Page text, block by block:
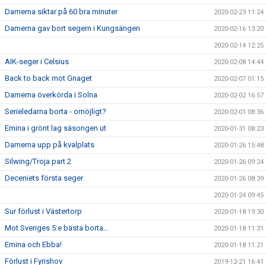
Damerna siktar på 60 bra minuter 2020-02-23 11:24
Damerna gav bort segern i Kungsängen 2020-02-16 13:20
2020-02-14 12:25
AIK-seger i Celsius 2020-02-08 14:44
Back to back mot Gnaget 2020-02-07 01:15
Damerna överkörda i Solna 2020-02-02 16:57
Serieledarna borta - omöjligt? 2020-02-01 08:36
Emina i grönt lag säsongen ut 2020-01-31 08:23
Damerna upp på kvalplats 2020-01-26 15:48
Silwing/Troja part 2 2020-01-26 09:24
Deceniets första seger 2020-01-26 08:39
2020-01-24 09:45
Sur förlust i Västertorp 2020-01-18 19:30
Mot Sveriges 5:e bästa borta... 2020-01-18 11:31
Emina och Ebba! 2020-01-18 11:21
Förlust i Fyrishov 2019-12-21 16:41